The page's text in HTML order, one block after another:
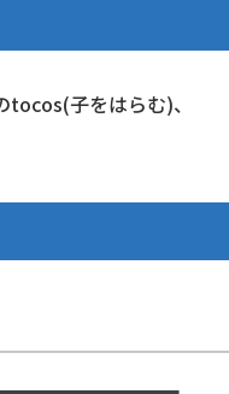
子をはらむ)、